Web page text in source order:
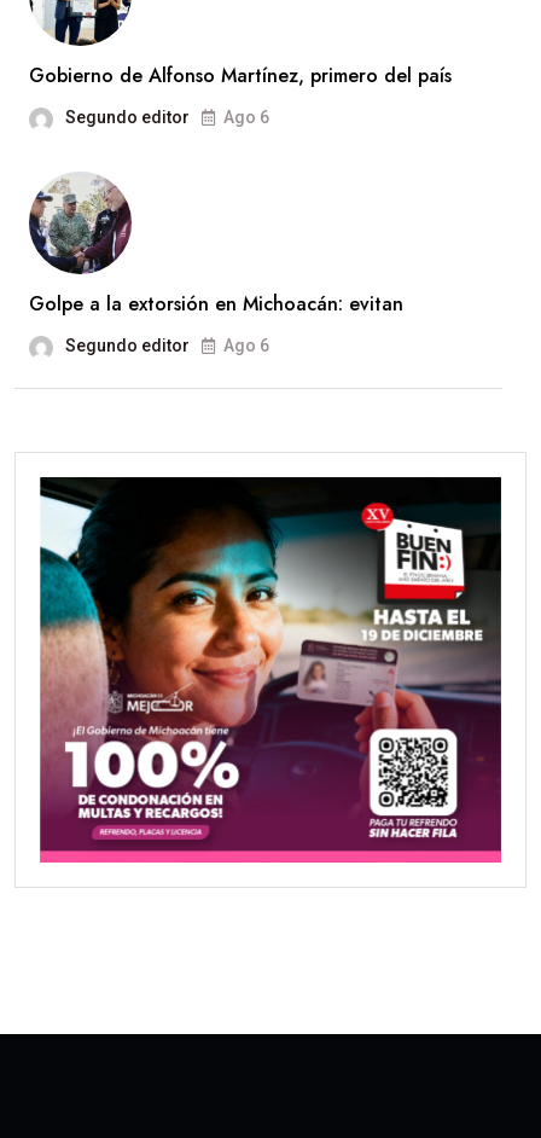
Gobierno de Alfonso Martínez, primero del país
Segundo editor Ago 6
Golpe a la extorsión en Michoacán: evitan
Segundo editor Ago 6